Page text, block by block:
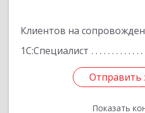
Клиентов на
1С:Специалист
Отправить
Показать
Отправить
Назад